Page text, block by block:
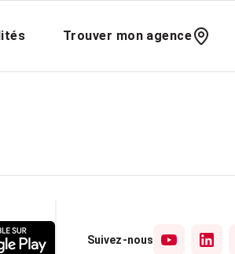
Trouver mon agence
Suivez-nous